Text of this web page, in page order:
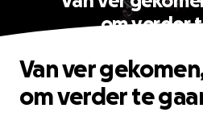
om verder
Van ver
om verder te